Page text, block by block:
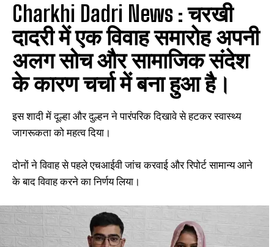
Charkhi Dadri News :चरखी
दादरी में एक विवाह समारोह अपनी
अलग सोच और सामाजिक संदेश
के कारण चर्चा में बना हुआ है।
इस शादी में दूल्हा और दुल्हन ने पारंपरिक दिखावे से हटकर स्वास्थ्य
जागरूकता को महत्व दिया।
दोनों ने विवाह से पहले एचआईवी जांच करवाई और रिपोर्ट सामान्य आने
के बाद विवाह करने का निर्णय लिया।